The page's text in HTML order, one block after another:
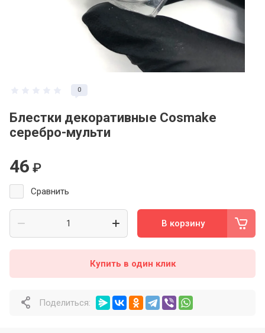
0
Блестки декоративные Cosmake
серебро-мульти
46 ₽
Сравнить
В корзину
Купить в один клик
Поделиться: